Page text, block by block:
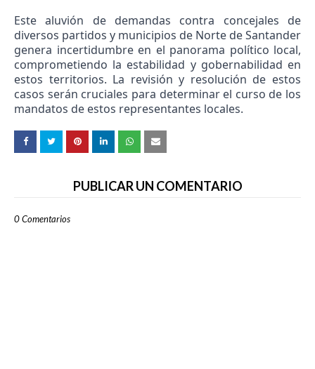
Este aluvión de demandas contra concejales de
diversos partidos y municipios de Norte de Santander
genera incertidumbre en el panorama político local,
comprometiendo la estabilidad y gobernabilidad en
estos territorios. La revisión y resolución de estos
casos serán cruciales para determinar el curso de los
mandatos de estos representantes locales.
PUBLICAR UN COMENTARIO
0 Comentarios